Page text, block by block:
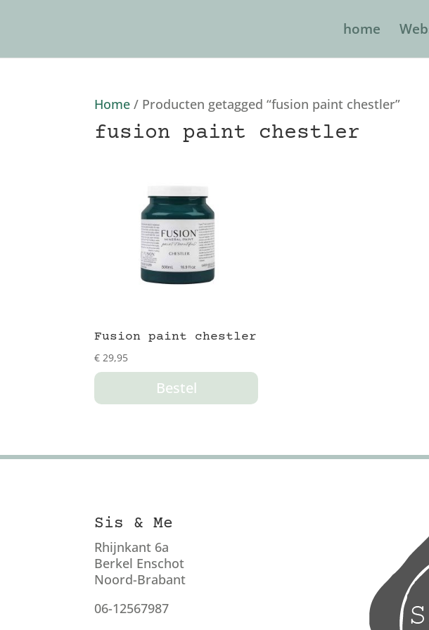
home
Home / Producten getagged “fusion paint chestler”
fusion paint chestler
Fusion paint chestler
€ 29,95
Bestel
Sis & Me
Rhijnkant 6a
Berkel Enschot
Noord-Brabant
06-12567987